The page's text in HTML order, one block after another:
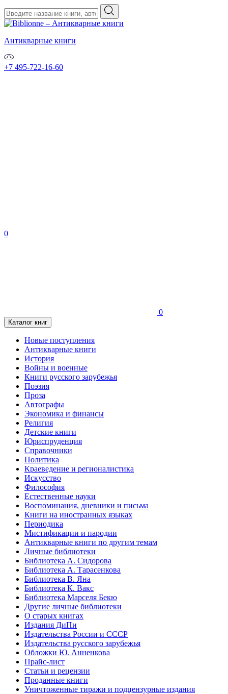
Антикварные книги
+7 495-722-16-60
0
0
Каталог книг
Новые поступления
Антикварные книги
История
Войны и военные
Книги русского зарубежья
Поэзия
Проза
Автографы
Экономика и финансы
Религия
Детские книги
Юриспруденция
Справочники
Политика
Краеведение и регионалистика
Искусство
Философия
Естественные науки
Воспоминания, дневники и письма
Книги на иностранных языках
Периодика
Мистификации и пародии
Антикварные книги по другим темам
Личные библиотеки
Библиотека А. Сидорова
Библиотека А. Тарасенкова
Библиотека В. Яна
Библиотека К. Вакс
Библиотека Марселя Бекю
Другие личные библиотеки
О старых книгах
Издания ДиПи
Издательства России и СССР
Издательства русского зарубежья
Обложки Ю. Анненкова
Прайс-лист
Статьи и рецензии
Проданные книги
Уничтоженные тиражи и подцензурные издания